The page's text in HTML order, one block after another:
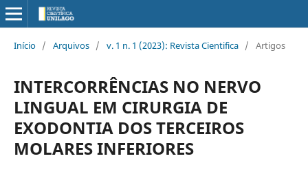
Início / Arquivos / v. 1 n. 1 (2023): Revista Cientifica / Artigos
INTERCORRÊNCIAS NO NERVO
LINGUAL EM CIRURGIA DE
EXODONTIA DOS TERCEIROS
MOLARES INFERIORES